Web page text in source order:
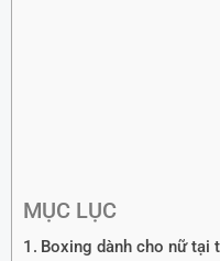
MỤC LỤC
Boxing dành cho nữ tại